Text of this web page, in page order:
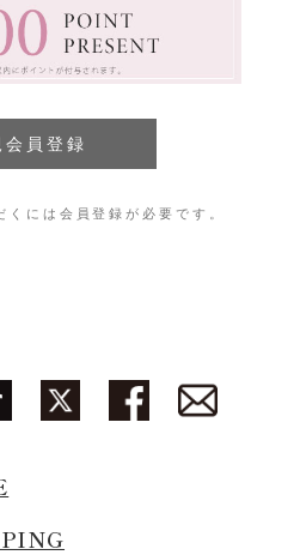
には会員登録が必要です。